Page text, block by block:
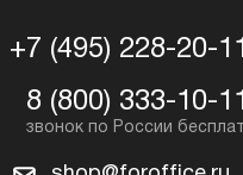
+7 (495) 228-20-11
8 (800) 333-10-11